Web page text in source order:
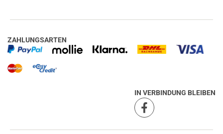
ZAHLUNGSARTEN
IN VERBINDUNG BLEIBEN